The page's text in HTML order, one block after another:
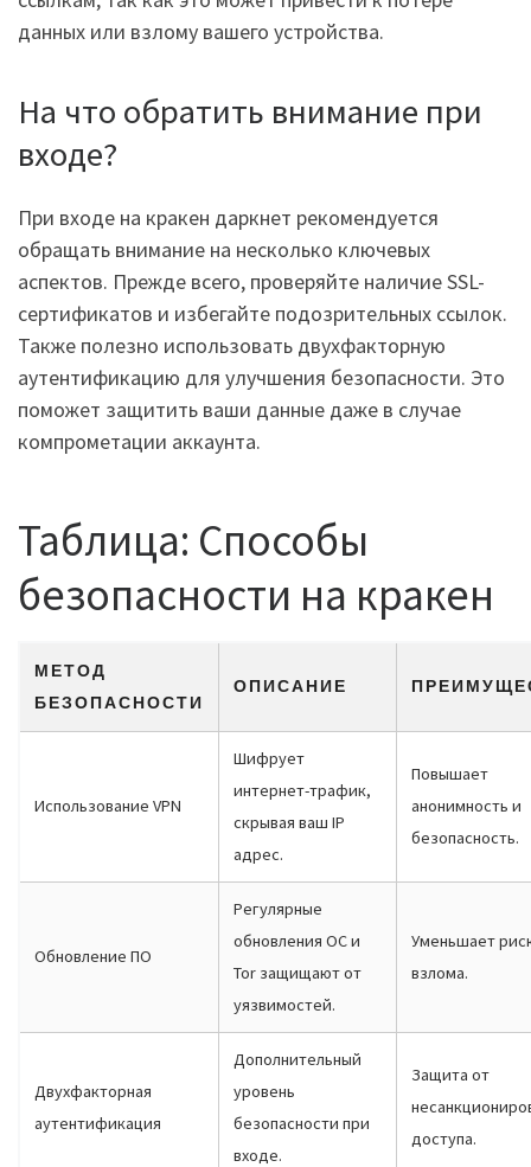
данных или взлому вашего устройства.
На что обратить внимание при
входе?
При входе на кракен даркнет рекомендуется
обращать внимание на несколько ключевых
аспектов. Прежде всего, проверяйте наличие SSL-
сертификатов и избегайте подозрительных ссылок.
Также полезно использовать двухфакторную
аутентификацию для улучшения безопасности. Это
поможет защитить ваши данные даже в случае
компрометации аккаунта.
Таблица: Способы
безопасности на кракен
МЕТОД
БЕЗОПАСНОСТИ
ОПИСАНИЕ
Использование VPN
Шифрует
интернет-трафик,
скрывая ваш IP
адрес.
Повышает
анонимность и
безопасность.
Обновление ПО
Регулярные
обновления ОС и
Tor защищают от
уязвимостей.
Уменьшает
взлома.
Двухфакторная
аутентификация
Дополнительный
уровень
безопасности при
входе.
Защита от
доступа.